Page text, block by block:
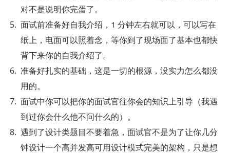
对不是说明你完蛋了。
面试前准备好自我介绍，1 分钟左右就可以，可以写在
纸上，电面可以照着念，等你到了现场面了基本也都快
背下来你的自我介绍了。
准备好扎实的基础，这是一切的根源，没实力怎么都没
用的。
面试中你可以把你的面试官往你会的知识上引导（我遇
到过你会什么他不问什么的）。
遇到了设计类题目不要着急，面试官不是为了让你几分
钟设计一个高并发高可用设计模式完美的架构，只是想